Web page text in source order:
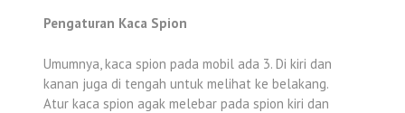
Pengaturan Kaca Spion
Umumnya, kaca spion pada mobil ada 3. Di kiri dan
kanan juga di tengah untuk melihat ke belakang.
Atur kaca spion agak melebar pada spion kiri dan